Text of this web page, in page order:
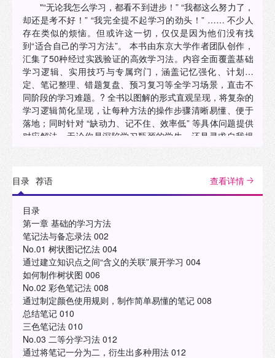
"“无论我怎么学习，都看不到进步！” “我都这么努力了，
却还是考不好！” “我完全提不起学习的劲头！” …… 不少人
存在类似的烦恼。但或许这一切，仅仅是因为他们没有找
到“适合自己的学习方法”。 本书由东京大学作者团队创作，
汇集了50种经过实践验证的高效学习法。内容全面覆盖基础
学习逻辑、实用技巧与专属窍门，涵盖记忆强化、计划制
定、笔记整理、错题复盘、预习复习等全学习场景，直击不
同阶段的学习难题。? 全书以图解的形式直观呈现，将复杂的
学习逻辑简化呈现，让每种方法的操作步骤清晰易懂、便于
落地；同时针对 “缺动力、记不住、效率低” 等具体问题提供
对应解法，无论你是深陷学习瓶颈的学生，还是寻求自我提
目录 荐语 查看详情
目录
第一章 基础的学习方法
笔记法与备忘录法 002
No.01 树状图记忆法 004
通过建立知识点之间“含义的关联”展开学习 004
如何制作树状图 006
No.02 彩色笔记法 008
通过制定颜色使用规则，制作简单易懂的笔记 008
总结笔记 010
三色笔记法 010
No.03 二等分学习法 012
通过将笔记一分为二，衍生出多种用法 012